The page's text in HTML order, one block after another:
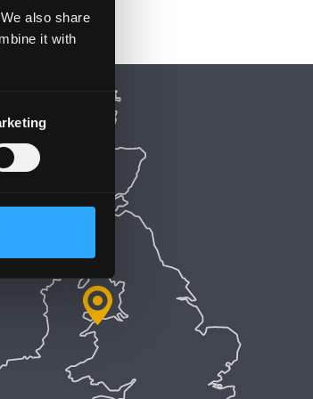
also share
it with